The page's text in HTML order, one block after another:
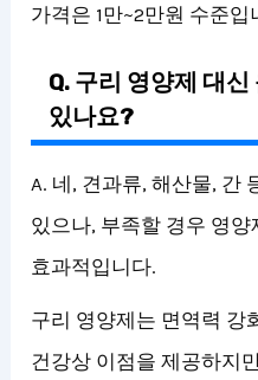
가격은 1만~2만원 수준입
Q. 구리 영양제 대
있나요?
A. 네, 견과류, 해산물, 간
있으나, 부족할 경우 영
효과적입니다.
구리 영양제는 면역력 강
건강상 이점을 제공하지